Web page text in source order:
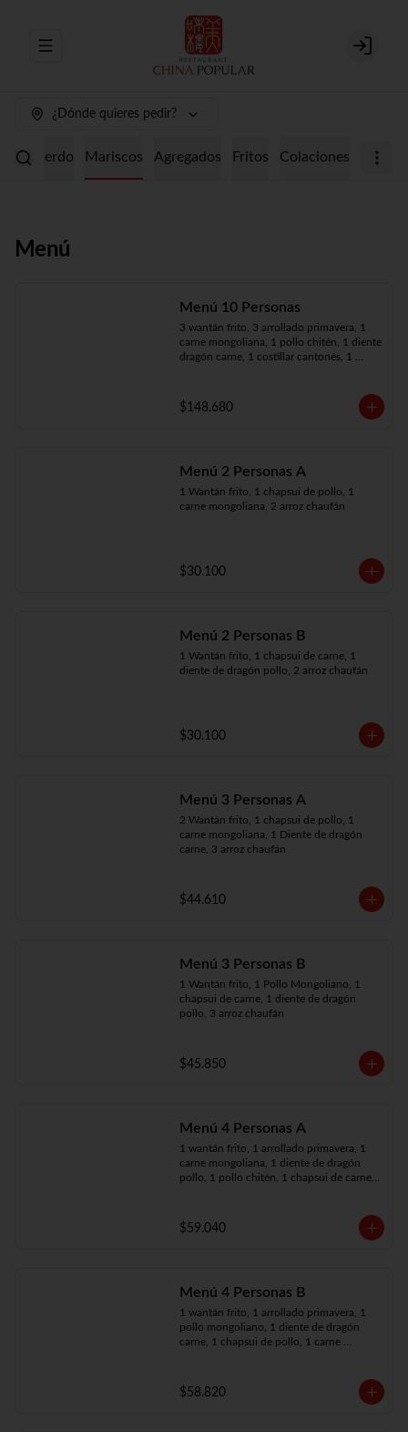
Abrir menu de navegación Login
¿Dónde quieres pedir?
Cerdo Mariscos Agregados Fritos Colaciones
Menú
Menú 10 Personas
3 wantán frito, 3 arrollado primavera, 1
carne mongoliana, 1 pollo chitén, 1 diente
dragón carne, 1 costillar cantonés, 1
10 arroz chaufán
$148.680
Menú 2 Personas A
1 Wantán frito, 1 chapsui de pollo, 1
carne mongoliana, 2 arroz chaufán
$30.100
Menú 2 Personas B
1 Wantán frito, 1 chapsui de carne, 1
diente de dragón pollo, 2 arroz chaufán
$30.100
Menú 3 Personas A
2 Wantán frito, 1 chapsui de pollo, 1
carne mongoliana, 1 Diente de dragón
carne, 3 arroz chaufán
$44.610
Menú 3 Personas B
1 Wantán frito, 1 Pollo Mongoliano, 1
chapsui de carne, 1 diente de dragón
pollo, 3 arroz chaufán
$45.850
Menú 4 Personas A
1 wantán frito, 1 arrollado primavera, 1
carne mongoliana, 1 diente de dragón
pollo, 1 pollo chitén, 1 chapsui de carne,
$59.040
Menú 4 Personas B
1 wantán frito, 1 arrollado primavera, 1
pollo mongoliano, 1 diente de dragón
carne, 1 chapsui de pollo, 1 carne
$58.820